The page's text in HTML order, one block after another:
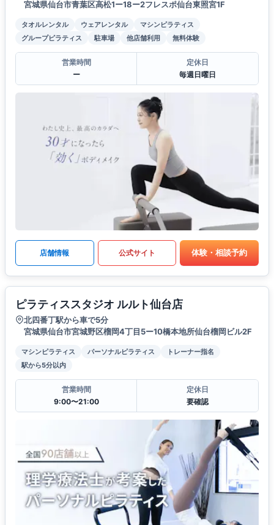
宮城県仙台市青葉区高松1ー18ー2フレスポ仙台東照宮1F
タオルレンタル ウェアレンタル
マシンピラティス
グループピラティス
駐車場 他店舗利用 無料体験
営業時間
ー
定休日
毎週日曜日
店舗情報 公式サイト 体験・相談予約
ピラティススタジオ ルルト仙台店
北四番丁駅から車で5分
宮城県仙台市宮城野区榴岡4丁目5ー10橋本地所仙台榴岡ビル2F
マシンピラティス パーソナルピラティス
トレーナー指名
駅から5分以内
営業時間
9:00〜21:00
定休日
要確認